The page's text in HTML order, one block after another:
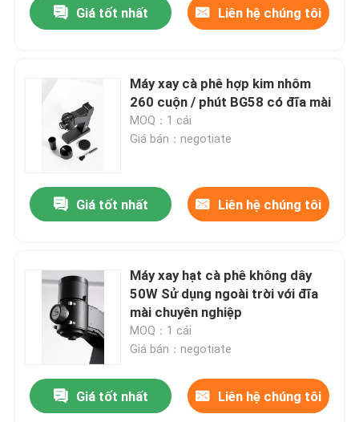
Các sản phẩm
Hướng dẫn VR
Về chúng tôi
Giá tốt nhất Liên hệ chúng tôi
Máy xay cà phê hợp kim nhôm
260 cuộn / phút BG58 có đĩa mài
MOQ：1 cái
Giá bán：negotiate
Giá tốt nhất Liên hệ chúng tôi
Máy xay hạt cà phê không dây
50W Sử dụng ngoài trời với đĩa
mài chuyên nghiệp
MOQ：1 cái
Giá bán：negotiate
Giá tốt nhất Liên hệ chúng tôi